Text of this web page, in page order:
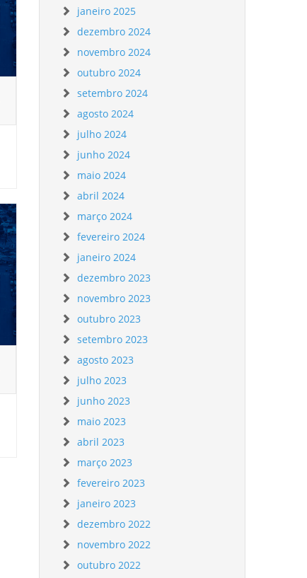
janeiro 2025
dezembro 2024
novembro 2024
outubro 2024
setembro 2024
agosto 2024
julho 2024
junho 2024
maio 2024
abril 2024
março 2024
fevereiro 2024
janeiro 2024
dezembro 2023
novembro 2023
outubro 2023
setembro 2023
agosto 2023
julho 2023
junho 2023
maio 2023
abril 2023
março 2023
fevereiro 2023
janeiro 2023
dezembro 2022
novembro 2022
outubro 2022